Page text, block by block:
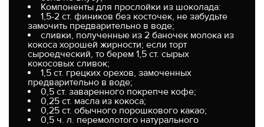
Компоненты для прослойки из шоколада:
1,5-2 ст. фиников без косточек, не забудьте
замочить предварительно в воде;
сливки, полученные из 2 баночек молока из
кокоса хорошей жирности; если торт
сыроедческий, то берем 1,5 ст. сырых
кокосовых сливок;
1,5 ст. грецких орехов, замоченных
предварительно в воде;
0,5 ст. заваренного покрепче кофе;
0,25 ст. масла из кокоса;
0,25 ст. обычного порошкового какао;
0,5 ч. л. перемолотого натурального